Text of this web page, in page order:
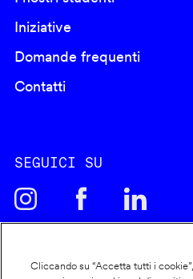
Iniziative
Domande frequenti
Contatti
SEGUICI SU
Cliccando su “Accetta tutti i